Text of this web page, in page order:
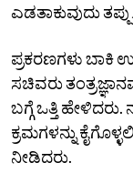
ಎಡತಾಕುವುದು
ಪ್ರಕರಣಗಳು ಬಾಕಿ
ಸಚಿವರು
ಬಗ್ಗೆ ಒತ್ತಿ ಹೇಳಿದರು.
ಕ್ರಮಗಳನ್ನು
ನೀಡಿದರು.